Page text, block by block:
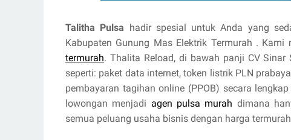
Talitha Pulsa hadir spesial untuk Anda yang
Kabupaten Gunung Mas Elektrik Termurah . Kami
termurah. Thalita Reload, di bawah panji CV
seperti: paket data internet, token listrik PLN
pembayaran tagihan online (PPOB) secara
lowongan menjadi agen pulsa murah dimana
semua peluang usaha bisnis dengan harga